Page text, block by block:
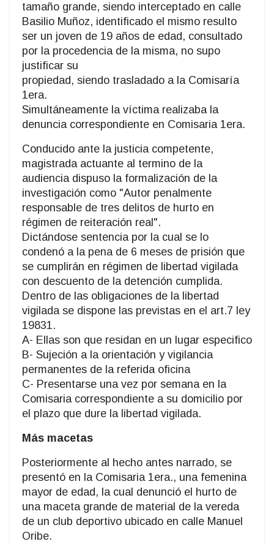
tamaño grande, siendo interceptado en calle
Basilio Muñoz, identificado el mismo resulto
ser un joven de 19 años de edad, consultado
por la procedencia de la misma, no supo
justificar su
propiedad, siendo trasladado a la Comisaría
1era.
Simultáneamente la víctima realizaba la
denuncia correspondiente en Comisaria 1era.
Conducido ante la justicia competente,
magistrada actuante al termino de la
audiencia dispuso la formalización de la
investigación como "Autor penalmente
responsable de tres delitos de hurto en
régimen de reiteración real".
Dictándose sentencia por la cual se lo
condenó a la pena de 6 meses de prisión que
se cumplirán en régimen de libertad vigilada
con descuento de la detención cumplida.
Dentro de las obligaciones de la libertad
vigilada se dispone las previstas en el art.7 ley
19831.
A- Ellas son que residan en un lugar especifico
B- Sujeción a la orientación y vigilancia
permanentes de la referida oficina
C- Presentarse una vez por semana en la
Comisaria correspondiente a su domicilio por
el plazo que dure la libertad vigilada.
Más macetas
Posteriormente al hecho antes narrado, se
presentó en la Comisaria 1era., una femenina
mayor de edad, la cual denunció el hurto de
una maceta grande de material de la vereda
de un club deportivo ubicado en calle Manuel
Oribe.